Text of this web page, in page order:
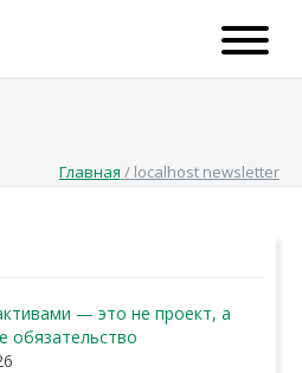
Главная / localhost newsletter
— это не проект, а
обязательство